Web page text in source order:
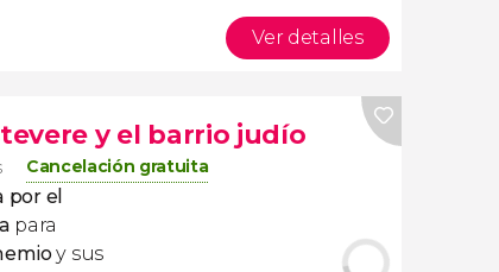
Ver detalles
y el barrio judío
Cancelación gratuita
porel
para
y sus